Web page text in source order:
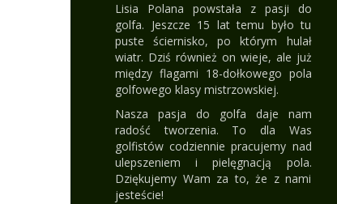
Lisia Polana powstała z pasji do
golfa. Jeszcze 15 lat temu było tu
puste ściernisko, po którym hulał
wiatr. Dziś również on wieje, ale już
między flagami 18-dołkowego pola
golfowego klasy mistrzowskiej.
Nasza pasja do golfa daje nam
radość tworzenia. To dla Was
golfistów codziennie pracujemy nad
ulepszeniem i pielęgnacją pola.
Dziękujemy Wam za to, że z nami
jesteście!